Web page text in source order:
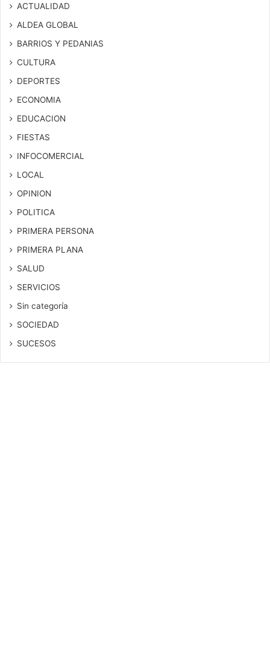
ACTUALIDAD
ALDEA GLOBAL
BARRIOS Y PEDANIAS
CULTURA
DEPORTES
ECONOMIA
EDUCACION
FIESTAS
INFOCOMERCIAL
LOCAL
OPINION
POLITICA
PRIMERA PERSONA
PRIMERA PLANA
SALUD
SERVICIOS
Sin categoría
SOCIEDAD
SUCESOS